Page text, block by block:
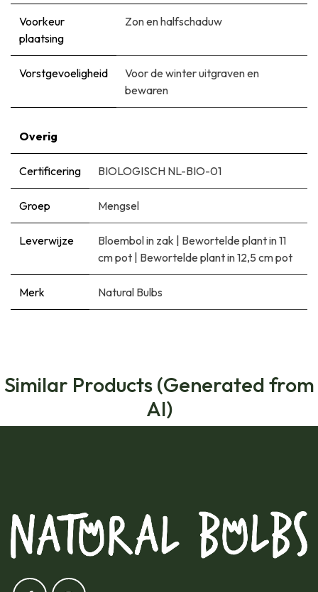
Voorkeur
plaatsing
Zon en halfschaduw
Vorstgevoeligheid
Voor de winter uitgraven en
bewaren
Overig
Certificering BIOLOGISCH NL-BIO-01
Groep Mengsel
Leverwijze Bloembol in zak | Bewortelde plant in 11
cm pot | Bewortelde plant in 12,5 cm pot
Merk Natural Bulbs
Similar Products (Generated from
AI)